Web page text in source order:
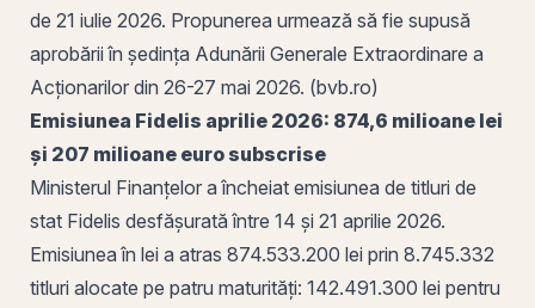
de 21 iulie 2026. Propunerea urmează să fie supusă
aprobării în ședința Adunării Generale Extraordinare a
Acționarilor din 26-27 mai 2026. (bvb.ro)
Emisiunea Fidelis aprilie 2026: 874,6 milioane lei
și 207 milioane euro subscrise
Ministerul Finanțelor a încheiat emisiunea de titluri de
stat Fidelis desfășurată între 14 și 21 aprilie 2026.
Emisiunea în lei a atras 874.533.200 lei prin 8.745.332
titluri alocate pe patru maturități: 142.491.300 lei pentru